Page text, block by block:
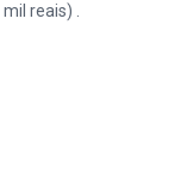
reais) .